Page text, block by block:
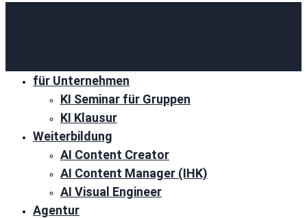
für Unternehmen
KI Seminar für Gruppen
KI Klausur
Weiterbildung
AI Content Creator
AI Content Manager (IHK)
AI Visual Engineer
Agentur